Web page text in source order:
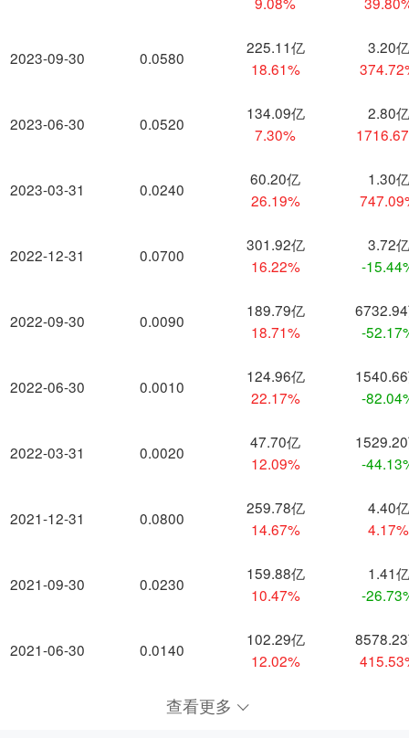
2023-09-30
2023-06-30
2023-03-31
2022-12-31
2022-09-30
2022-06-30
2022-03-31
2021-12-31
2021-09-30
2021-06-30
0.0580
225.11亿
18.61%
3.20亿
0.0520
134.09亿
7.30%
2.80亿
0.0240
60.20亿
26.19%
1.30亿
0.0700
301.92亿
16.22%
3.72亿
-
0.0090
189.79亿
18.71%
-
0.0010
124.96亿
22.17%
-
0.0020
47.70亿
12.09%
-
0.0800
259.78亿
14.67%
4.40亿
4.17%
0.0230
159.88亿
10.47%
1.41亿
-
0.0140
102.29亿
12.02%
查看更多